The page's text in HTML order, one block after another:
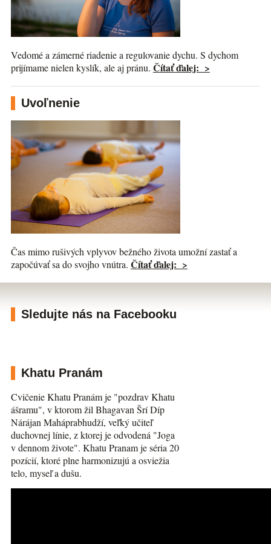
Vedomé a zámerné riadenie a regulovanie dychu. S dychom
prijímame nielen kyslík, ale aj pránu. Čítať ďalej: >
Uvoľnenie
Čas mimo rušivých vplyvov bežného života umožní zastať a
započúvať sa do svojho vnútra. Čítať ďalej: >
Sledujte nás na Facebooku
Khatu Pranám
Cvičenie Khatu Pranám je "pozdrav Khatu
ášramu", v ktorom žil Bhagavan Šrí Díp
Nárájan Maháprabhudží, veľký učiteľ
duchovnej línie, z ktorej je odvodená "Joga
v dennom živote". Khatu Pranam je séria 20
pozícií, ktoré plne harmonizujú a osviežia
telo, myseľ a dušu.